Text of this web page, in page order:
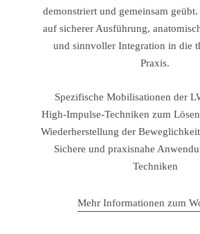
demonstriert und gemeinsam
auf sicherer Ausführung,
und sinnvoller Integration in die
Praxis.
Spezifische Mobilisationen der
High-Impulse-Techniken zum
Wiederherstellung der
Sichere und praxisnahe
Techniken
Mehr Informationen zum